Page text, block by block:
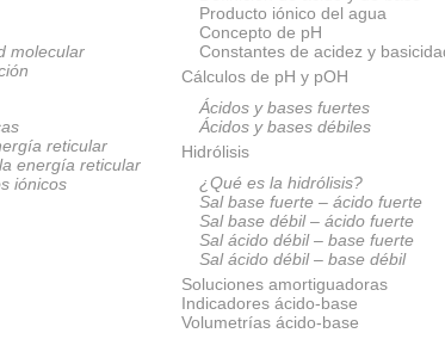
molecular
reticular
energía reticular
iónicos
Producto iónico del agua
Concepto de pH
Constantes de acidez y
Cálculos de pH y pOH
Ácidos y bases fuertes
Ácidos y bases débiles
Hidrólisis
¿Qué es la hidrólisis?
Sal base fuerte – ácido fuerte
Sal base débil – ácido fuerte
Sal ácido débil – base fuerte
Sal ácido débil – base débil
Soluciones amortiguadoras
Indicadores ácido-base
Volumetrías ácido-base